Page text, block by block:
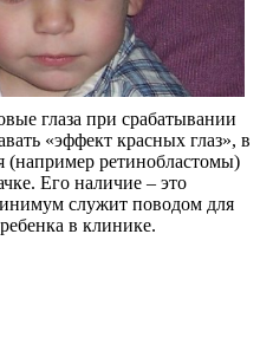
глаза при срабатывании
«эффект красных глаз», в
(например ретинобластомы)
Его наличие – это
служит поводом для
в клинике.